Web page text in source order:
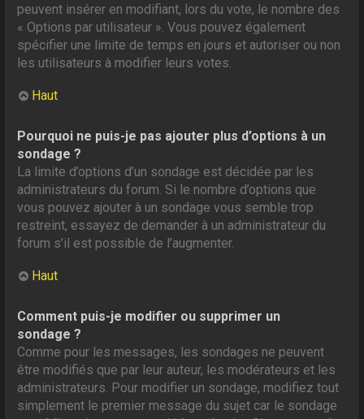
peuvent insérer en modifiant, lors du vote, le nombre des
« Options par utilisateur ». Vous pouvez également
spécifier une limite de temps en jours et autoriser ou non
les utilisateurs à modifier leurs votes.
Haut
Pourquoi ne puis-je pas ajouter plus d’options à un
sondage ?
La limite d’options d’un sondage est décidée par les
administrateurs du forum. Si le nombre d’options que
vous pouvez ajouter à un sondage vous semble trop
restreint, essayez de demander à un administrateur du
forum s’il est possible de l’augmenter.
Haut
Comment puis-je modifier ou supprimer un
sondage ?
Comme pour les messages, les sondages ne peuvent
être modifiés que par leur auteur, les modérateurs et les
administrateurs. Pour modifier un sondage, modifiez tout
simplement le premier message du sujet car le sondage